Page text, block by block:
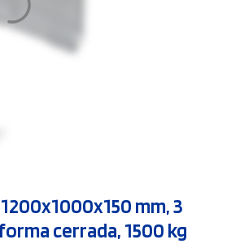
mm, 3
cerrada, 1500 kg